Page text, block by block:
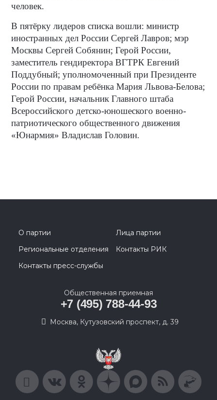
человек.
В пятёрку лидеров списка вошли: министр
иностранных дел России Сергей Лавров; мэр
Москвы Сергей Собянин; Герой России,
заместитель гендиректора ВГТРК Евгений
Поддубный; уполномоченный при Президенте
России по правам ребёнка Мария Львова-Белова;
Герой России, начальник Главного штаба
Всероссийского детско-юношеского военно-
патриотического общественного движения
«Юнармия» Владислав Головин.
О партии
Лица партии
Региональные отделения
Контакты РИК
Контакты пресс-службы
Общественная приемная
+7 (495) 788-44-93
Москва, Кутузовский проспект, д. 39